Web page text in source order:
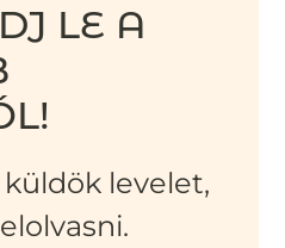
LE A
levelet,